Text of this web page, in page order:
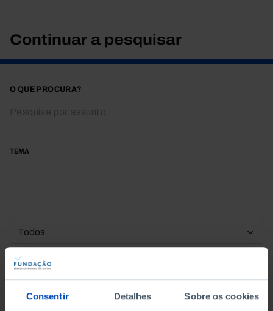
Consentir Detalhes Sobre os cookies
Continuar a pesquisar
O QUE PROCURA?
TEMA
DATA DE INÍCIO
DATA DE FIM